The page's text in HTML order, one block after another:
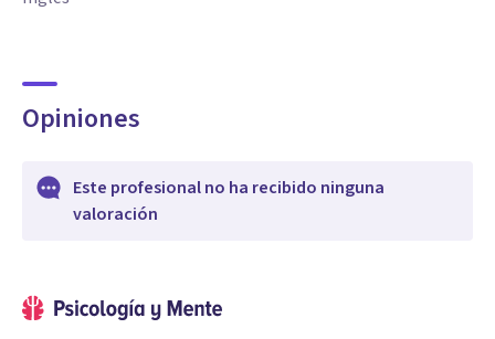
Opiniones
Este profesional no ha recibido ninguna
valoración